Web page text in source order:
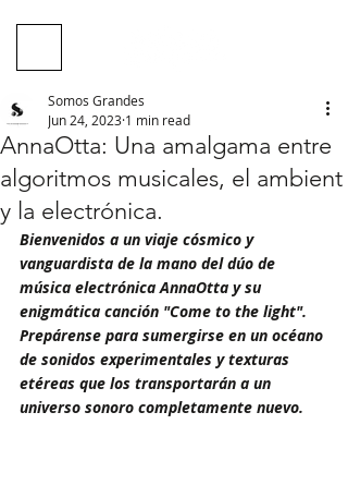
AnnaOtta: Una amalgama entre
algoritmos musicales, el ambient
y la electrónica.
Somos Grandes
Jun 24, 2023 1 min read
Bienvenidos a un viaje cósmico y
vanguardista de la mano del dúo de
música electrónica AnnaOtta y su
enigmática canción "Come to the light".
Prepárense para sumergirse en un océano
de sonidos experimentales y texturas
etéreas que los transportarán a un
universo sonoro completamente nuevo.